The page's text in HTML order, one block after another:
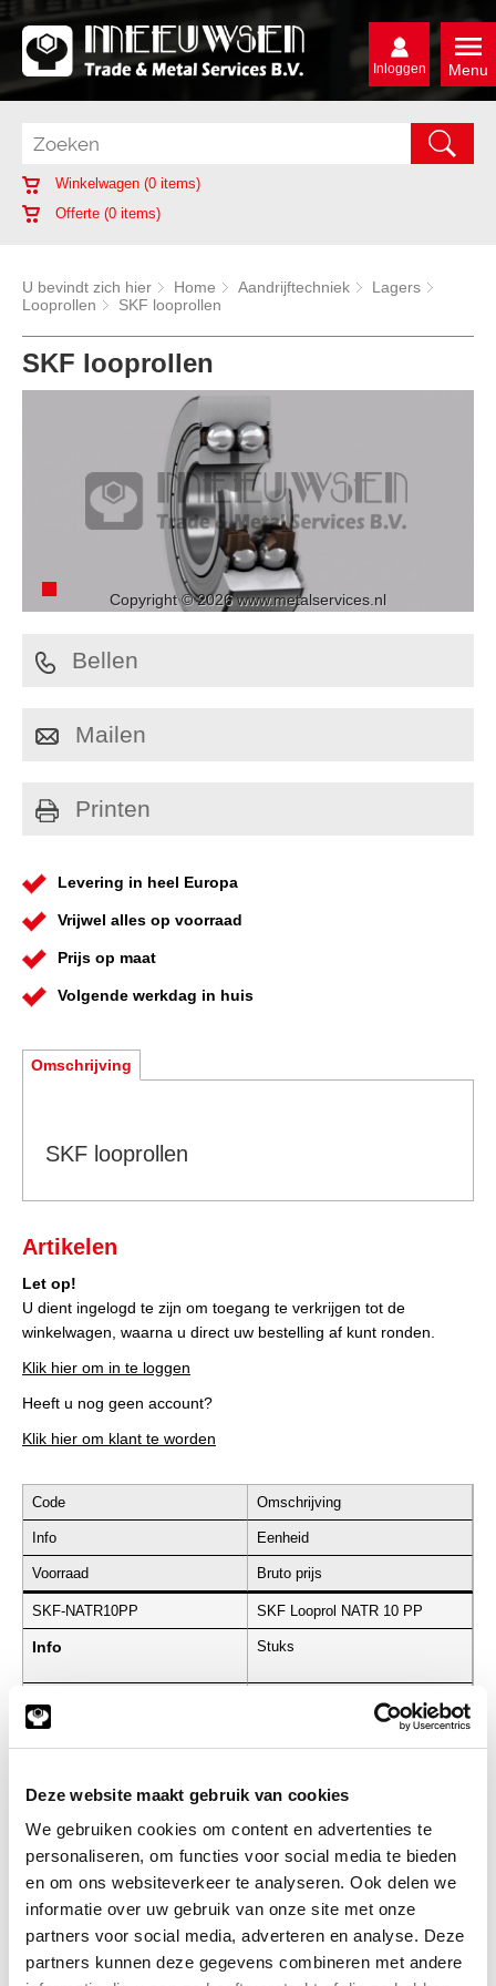
Deze website maakt gebruik van cookies
We gebruiken cookies om content en advertenties te
personaliseren, om functies voor social media te bieden
en om ons websiteverkeer te analyseren. Ook delen we
informatie over uw gebruik van onze site met onze
partners voor social media, adverteren en analyse. Deze
partners kunnen deze gegevens combineren met andere
Menu
Inloggen
Winkelwagen (0 items)
Offerte (0 items)
U bevindt zich hier Home Aandrijftechniek
Lagers
Looprollen
SKF looprollen
SKF looprollen
Copyright © 2026 www.metalservices.nl
Bellen
Mailen
Printen
Levering in heel Europa
Vrijwel alles op voorraad
Prijs op maat
Volgende werkdag in huis
Omschrijving
SKF looprollen
Artikelen
Let op!
U dient ingelogd te zijn om toegang te verkrijgen tot de
winkelwagen, waarna u direct uw bestelling af kunt ronden.
Klik hier om in te loggen
Heeft u nog geen account?
Klik hier om klant te worden
Code Omschrijving
Info Eenheid
Voorraad Bruto prijs
SKF-NATR10PP SKF Looprol NATR 10 PP
Info Stuks
SKF-NA2204X-2RSR-A
SKF Looprol NA 2204 X-2RSR-